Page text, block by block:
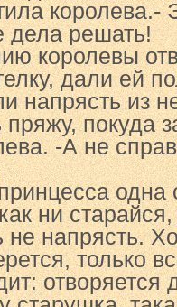
королева.-
дела решать!
королевы
дали ей
напрясть из
пряжу, покуда
-А не
одна
ни
напрясть.
только
отворяется